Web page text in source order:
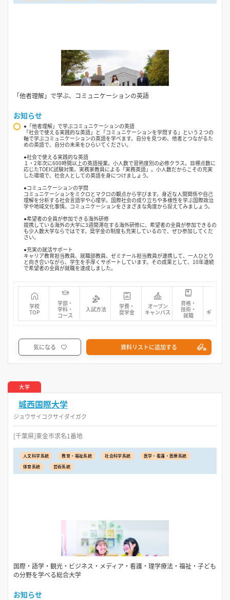
「他者理解」で学ぶ、コミュニケーションの英語
お知らせ
●「他者理解」で学ぶコミュニケーションの英語
「社会で使える実践的な英語」と「コミュニケーションを学問する」という２つの
軸で学ぶコミュニケーションの英語を学べます。自分を見つめ、他者とつながるた
めの英語で、自分の未来をひらいてください。
●社会で使える実践的な英語
１・2年次に600時間以上の英語授業。小人数で習熟度別の必修クラス。目標点数に
応じたTOEIC試験対策。実務家教員による「実務英語」。小人数だからこその充実
した環境で、社会人としての英語を身につけましょう。
●コミュニケーションの学問
コミュニケーションをミクロとマクロの観点から学びます。身近な人間関係や自己
理解を分析する社会言語学や心理学。国際社会の成り立ちや多様性を学ぶ国際政治
学や地域文化事情。コミュニケーションをさまざまな角度から捉えてみましょう。
●希望者の全員が参加できる海外研修
提携している海外の大学に3週間滞在する海外研修に、希望者の全員が参加できるの
も少人数大学ならではです。奨学金の制度も充実しているので、ぜひ参加してくだ
さい。
●充実の就活サポート
キャリア教育担当教員、就職部教員、ゼミナール担当教員が連携して、一人ひとり
と向き合いながら、学生を手厚くサポートしています。その成果として、10年連続
で希望者の全員が就職を達成しました。
学校
TOP
学部・
学科・
コース
入試方法
学費・
奨学金
オープン
キャンパス
資格・
技術・
就職
フォト
ギャラリ
気になる 資料リストに追加する
大学
城西国際大学
ジョウサイコクサイダイガク
[千葉県]東金市求名1番地
人文科学系統 教育・福祉系統 社会科学系統
医学・看護・医療系統
体育系統
芸術系統
国際・語学・観光・ビジネス・メディア・看護・理学療法・福祉・子ども
の分野を学べる総合大学
お知らせ